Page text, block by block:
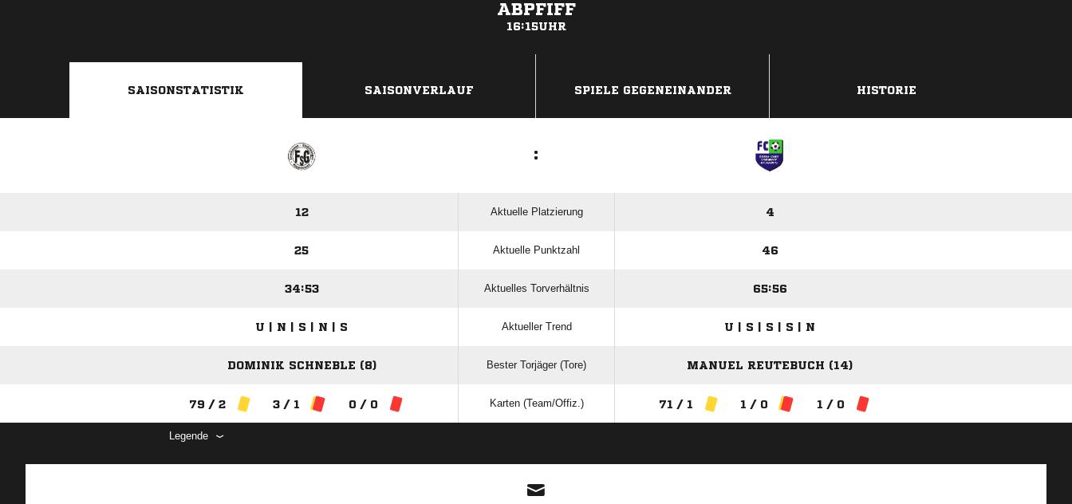
ABPFIFF
16:15UHR
SAISONSTATISTIK SAISONVERLAUF SPIELE GEGENEINANDER HISTORIE
:
12 Aktuelle Platzierung 4
25 Aktuelle Punktzahl 46
34:53 Aktuelles Torverhältnis 65:56
U | N | S | N | S Aktueller Trend U | S | S | S | N
DOMINIK SCHNEBLE (8) Bester Torjäger (Tore) MANUEL REUTEBUCH (14)
79 / 2 3 / 1 0 / 0 Karten (Team/Offiz.) 71 / 1 1 / 0 1 / 0
Legende